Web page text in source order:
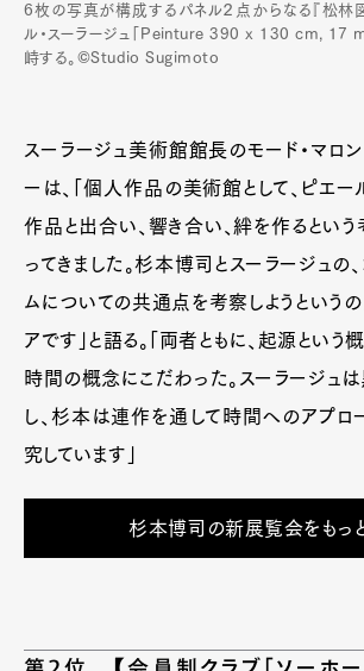
6枚の写真が構成するパネル２点からなる『松林図
ル・スーラージュ「Peinture 390 x 130 cm, 17
峙する。©Studio Sugimoto
スーラージュ美術館館長のモード・マロン
ーは、「個人作品の美術館として、ピエー
作品と出合い、響き合い、絆を作るとい
ってきました。杉本博司とスーラージュの
ムについての共通点を考察しようという
アです」と語る。「両者ともに、起源とい
時間の概念にこだわった。スーラージュ
し、杉本は連作を通して時間へのアプ
究しています」
杉本博司の新展覧会をもっ